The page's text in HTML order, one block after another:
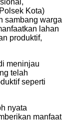
Kota)
sambang warga
lahan
produktif,
meninjau
telah
seperti
nyata
manfaat